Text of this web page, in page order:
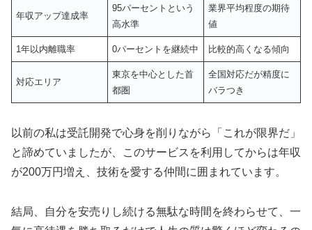
年収アップ達成率
95パーセントという
高水準
業界平均程度の期待
値
1年以内離職率 0パーセントを継続中 比較的高くなる傾向
対応エリア
東京を中心とした首
都圏
全国対応だが精度に
バラつき
以前の私は受託開発で心身を削りながら「これが限界だ」
と諦めていましたが、このサービスを利用してからは年収
が200万円増え、技術を愛する仲間に囲まれています。
結局、自分を安売りし続ける無駄な時間を終わらせて、一